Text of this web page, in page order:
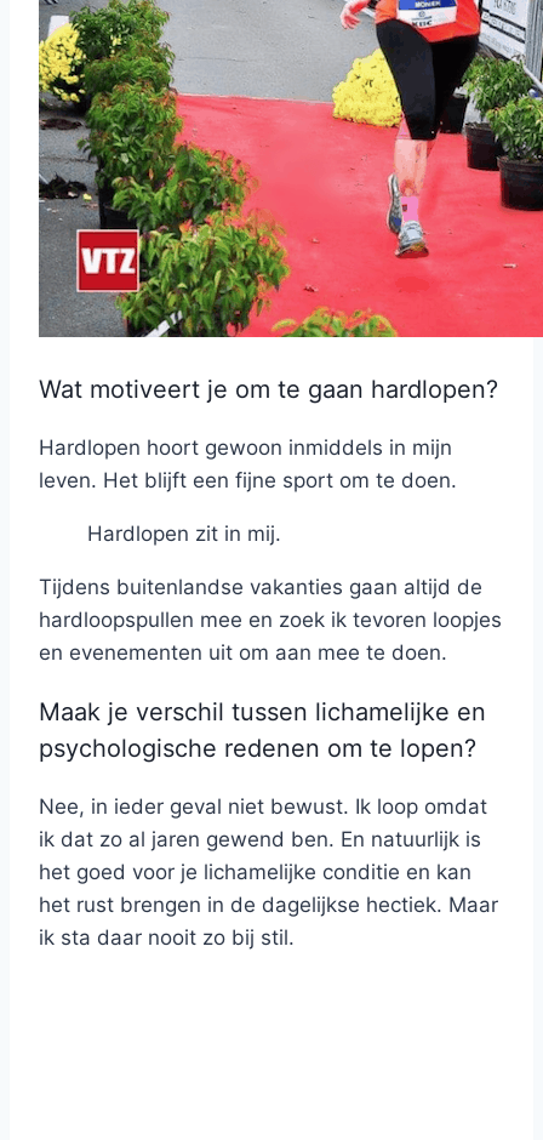
Wat motiveert je om te gaan hardlopen?
Hardlopen hoort gewoon inmiddels in mijn
leven. Het blijft een fijne sport om te doen.
Hardlopen zit in mij.
Tijdens buitenlandse vakanties gaan altijd de
hardloopspullen mee en zoek ik tevoren loopjes
en evenementen uit om aan mee te doen.
Maak je verschil tussen lichamelijke en
psychologische redenen om te lopen?
Nee, in ieder geval niet bewust. Ik loop omdat
ik dat zo al jaren gewend ben. En natuurlijk is
het goed voor je lichamelijke conditie en kan
het rust brengen in de dagelijkse hectiek. Maar
ik sta daar nooit zo bij stil.